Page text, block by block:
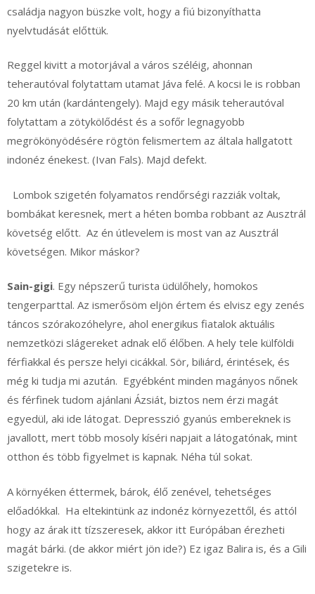
családja nagyon büszke volt, hogy a fiú bizonyíthatta
nyelvtudását előttük.
Reggel kivitt a motorjával a város széléig, ahonnan
teherautóval folytattam utamat Jáva felé. A kocsi le is robban
20 km után (kardántengely). Majd egy másik teherautóval
folytattam a zötykölődést és a sofőr legnagyobb
megrökönyödésére rögtön felismertem az általa hallgatott
indonéz énekest. (Ivan Fals). Majd defekt.
Lombok szigetén folyamatos rendőrségi razziák voltak,
bombákat keresnek, mert a héten bomba robbant az Ausztrál
követség előtt. Az én útlevelem is most van az Ausztrál
követségen. Mikor máskor?
Sain-gigi. Egy népszerű turista üdülőhely, homokos
tengerparttal. Az ismerősöm eljön értem és elvisz egy zenés
táncos szórakozóhelyre, ahol energikus fiatalok aktuális
nemzetközi slágereket adnak elő élőben. A hely tele külföldi
férfiakkal és persze helyi cicákkal. Sör, biliárd, érintések, és
még ki tudja mi azután. Egyébként minden magányos nőnek
és férfinek tudom ajánlani Ázsiát, biztos nem érzi magát
egyedül, aki ide látogat. Depresszió gyanús embereknek is
javallott, mert több mosoly kíséri napjait a látogatónak, mint
otthon és több figyelmet is kapnak. Néha túl sokat.
A környéken éttermek, bárok, élő zenével, tehetséges
előadókkal. Ha eltekintünk az indonéz környezettől, és attól
hogy az árak itt tízszeresek, akkor itt Európában érezheti
magát bárki. (de akkor miért jön ide?) Ez igaz Balira is, és a Gili
szigetekre is.